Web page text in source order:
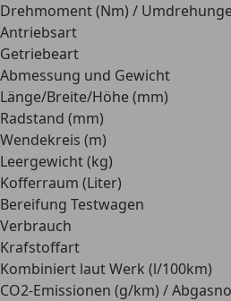
Drehmoment (Nm) /
Antriebsart
Getriebeart
Abmessung und Gewicht
Länge/Breite/Höhe (mm)
Radstand (mm)
Wendekreis (m)
Leergewicht (kg)
Kofferraum (Liter)
Bereifung Testwagen
Verbrauch
Krafstoffart
Kombiniert laut Werk (l/100km)
CO2-Emissionen (g/km) /